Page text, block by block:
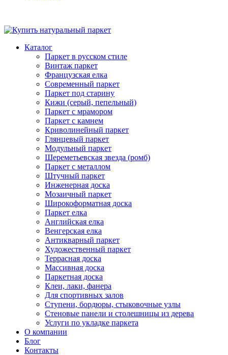
Каталог
Паркет в русском стиле
Винтаж паркет
Французская елка
Современный паркет
Паркет под старину
Кижи (серый, пепельный)
Паркет с мрамором
Паркет с камнем
Криволинейный паркет
Глянцевый паркет
Модульный паркет
Шереметьевская звезда (ромб)
Паркет с металлом
Штучный паркет
Инженерная доска
Мозаичный паркет
Широкоформатная доска
Паркет елка
Английская елка
Венгерская елка
Антикварный паркет
Художественный паркет
Террасная доска
Массивная доска
Паркетная доска
Клеи, лаки, фанера
Для спортивных залов
Ступени, бордюры, стыковочные узлы
Стеновые панели и столешницы из дерева
Услуги по укладке паркета
О компании
Блог
Контакты